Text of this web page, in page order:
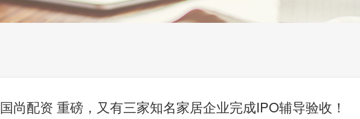
国尚配资 重磅，又有三家知名家居企业完成IPO辅导验收！